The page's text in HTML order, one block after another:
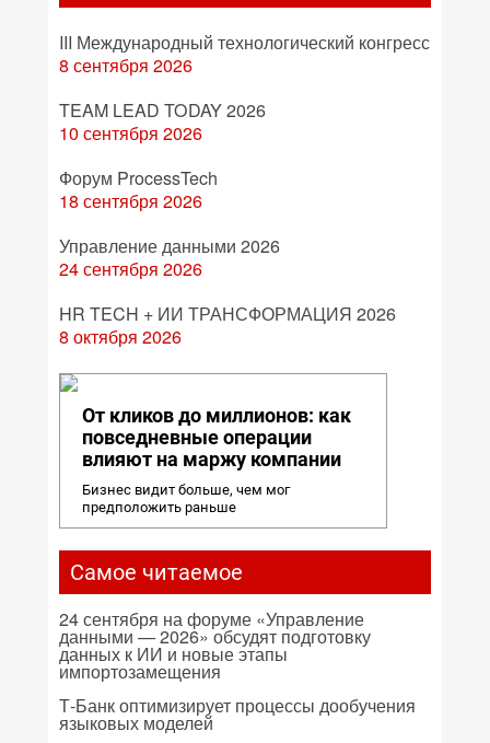
III Международный технологический конгресс
8 сентября 2026
TEAM LEAD TODAY 2026
10 сентября 2026
Форум ProcessTech
18 сентября 2026
Управление данными 2026
24 сентября 2026
HR TECH + ИИ ТРАНСФОРМАЦИЯ 2026
8 октября 2026
От кликов до миллионов: как
повседневные операции
влияют на маржу компании
Бизнес видит больше, чем мог
предположить раньше
Самое читаемое
24 сентября на форуме «Управление
данными — 2026» обсудят подготовку
данных к ИИ и новые этапы
импортозамещения
Т-Банк оптимизирует процессы дообучения
языковых моделей